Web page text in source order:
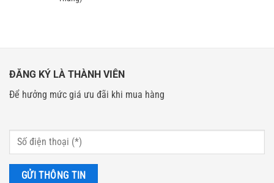
ĐĂNG KÝ LÀ THÀNH VIÊN
Để hưởng mức giá ưu đãi khi mua hàng